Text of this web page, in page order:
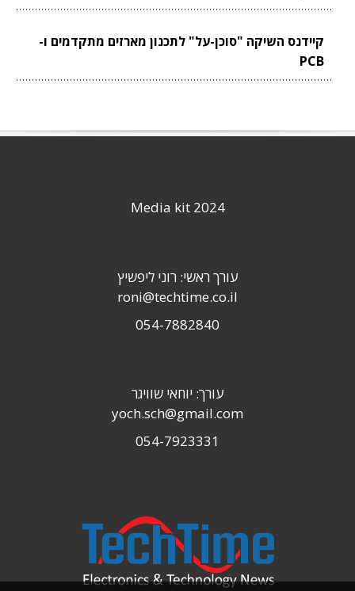
קיידנס השיקה "סוכן-על" לתכנון מארזים מתקדמים ו-
PCB
Media kit 2024
עורך ראשי: רוני ליפשיץ
roni@techtime.co.il
054-7882840
עורך: יוחאי שוויגר
yoch.sch@gmail.com
054-7923331